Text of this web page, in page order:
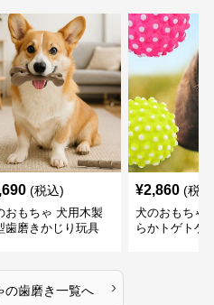
(税込)
おもちゃ 犬用木製
歯磨きかじり玩具
¥2,860 (税
犬のおもちゃ
らかトゲトゲ
の歯磨き一覧へ ›